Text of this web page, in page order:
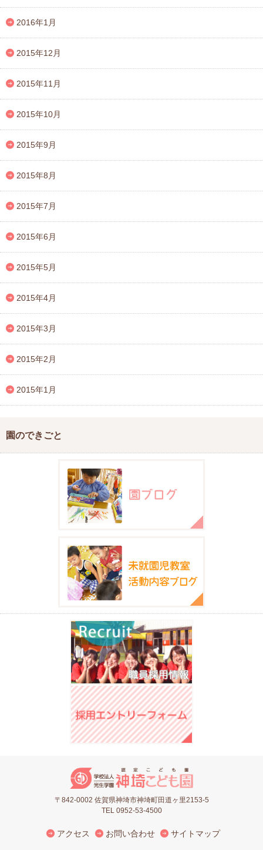
2016年1月
2015年12月
2015年11月
2015年10月
2015年9月
2015年8月
2015年7月
2015年6月
2015年5月
2015年4月
2015年3月
2015年2月
2015年1月
園のできごと
〒842-0002 佐賀県神埼市神埼町田道ヶ里2153-5
TEL 0952-53-4500
アクセス お問い合わせ サイトマップ